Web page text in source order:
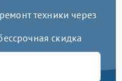
техники через
скидка